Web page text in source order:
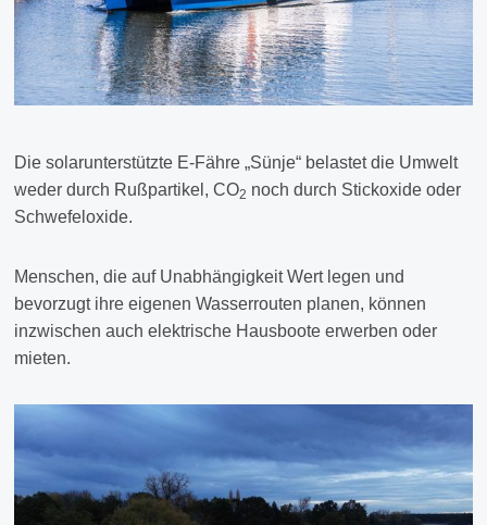
Die solarunterstützte E-Fähre „Sünje“ belastet die Umwelt
weder durch Rußpartikel, CO2 noch durch Stickoxide oder
Schwefeloxide.
Menschen, die auf Unabhängigkeit Wert legen und
bevorzugt ihre eigenen Wasserrouten planen, können
inzwischen auch elektrische Hausboote erwerben oder
mieten.